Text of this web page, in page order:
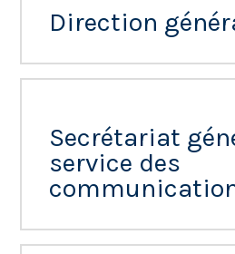
Direction
Secrétariat
service des